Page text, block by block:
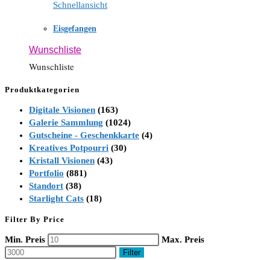
Schnellansicht
Eisgefangen
Wunschliste
Wunschliste
Produktkategorien
Digitale Visionen (163)
Galerie Sammlung (1024)
Gutscheine - Geschenkkarte (4)
Kreatives Potpourri (30)
Kristall Visionen (43)
Portfolio (881)
Standort (38)
Starlight Cats (18)
Filter By Price
Min. Preis Max. Preis
Filter